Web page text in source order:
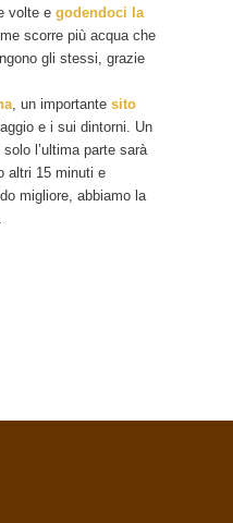
volte egodendoci la
scorre più acqua che
gli stessi, grazie
, un importantesito
e i sui dintorni. Un
l’ultima parte sarà
altri 15 minuti e
migliore, abbiamo la